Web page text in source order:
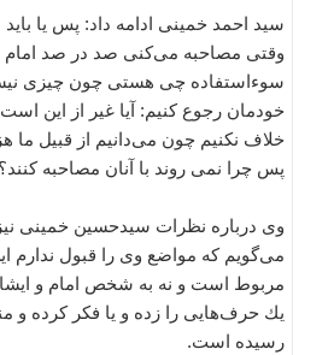
سید احمد خمینی ادامه داد: پس یا
وقتی مصاحبه می‌كنی صد در صد امام
سوء‌استفاده چی هستی چون چیزی
خودمان رجوع كنیم: آیا غیر از این
خلاف نكنیم چون می‌دانیم از قبیل ما
پس چرا نمی روند با آنان مصاحبه كنند؟
وی درباره نظرات سیدحسین خمینی
می‌گویم كه مواضع وی را قبول ندارم
مربوط است و نه به شخص امام و
یك حرف‌هایی را زده و یا فكر كرده و
رسیده است.